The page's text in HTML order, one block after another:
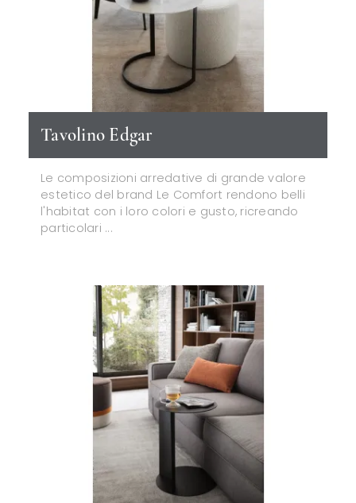
Tavolino Edgar
Le composizioni arredative di grande valore
estetico del brand Le Comfort rendono belli
l'habitat con i loro colori e gusto, ricreando
particolari ...